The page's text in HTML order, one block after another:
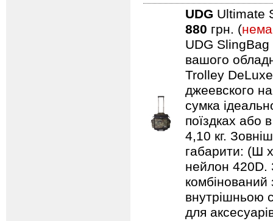
UDG Ultimate
880 грн. (
UDG SlingBag
вашого
Trolley DeLuxe
джеевского
сумка
поїздках або
4,10 кг.
габарити: (Ш
нейлон 420D.
внутрішньою
для